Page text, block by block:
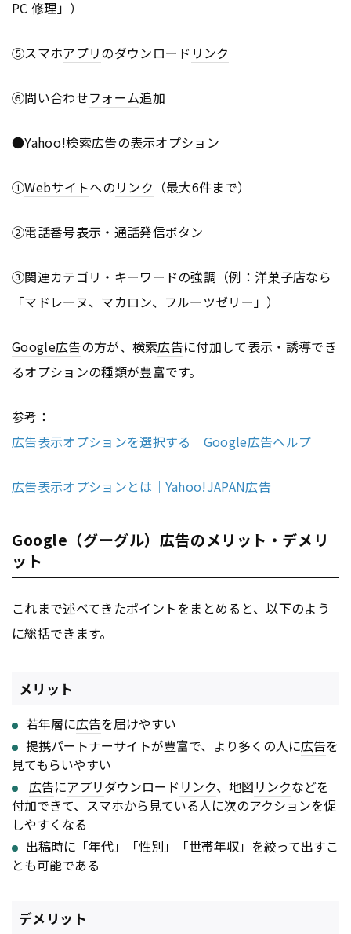
PC 修理」）
⑤スマホアプリのダウンロード リンク
⑥問い合わせフォーム追加
●Yahoo!検索広告の表示オプション
①Webサイトへのリンク （最大6件まで）
②電話番号表示・通話発信ボタン
③関連カテゴリ・キーワードの強調（例：洋菓子店なら
「マドレーヌ、マカロン、フルーツゼリー」）
Google広告の方が、検索広告に付加して表示・誘導でき
るオプションの種類が豊富です。
参考：
広告表示オプションを選択する｜Google広告ヘルプ
広告表示オプションとは｜Yahoo!JAPAN広告
Google（グーグル）広告のメリット・デメリ
ット
これまで述べてきたポイントをまとめると、以下のよう
に総括できます。
メリット
若年層に広告を届けやすい
提携パートナーサイトが豊富で、より多くの人に広告を
見てもらいやすい
広告にアプリダウンロード リンク、地図リンクなどを
付加できて、スマホから見ている人に次のアクションを促
しやすくなる
出稿時に「年代」「性別」「世帯年収」を絞って出すこ
とも可能である
デメリット